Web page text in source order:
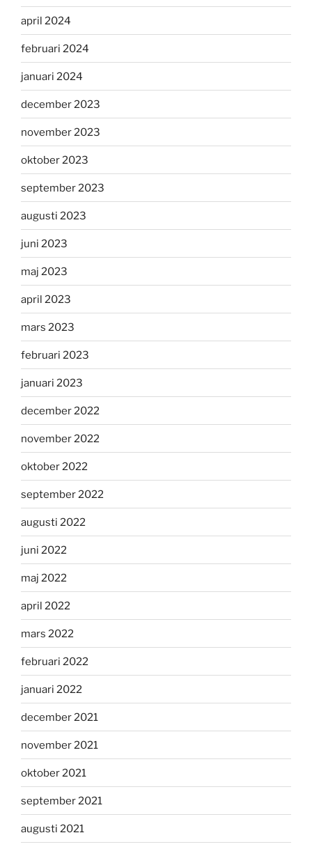
april 2024
februari 2024
januari 2024
december 2023
november 2023
oktober 2023
september 2023
augusti 2023
juni 2023
maj 2023
april 2023
mars 2023
februari 2023
januari 2023
december 2022
november 2022
oktober 2022
september 2022
augusti 2022
juni 2022
maj 2022
april 2022
mars 2022
februari 2022
januari 2022
december 2021
november 2021
oktober 2021
september 2021
augusti 2021